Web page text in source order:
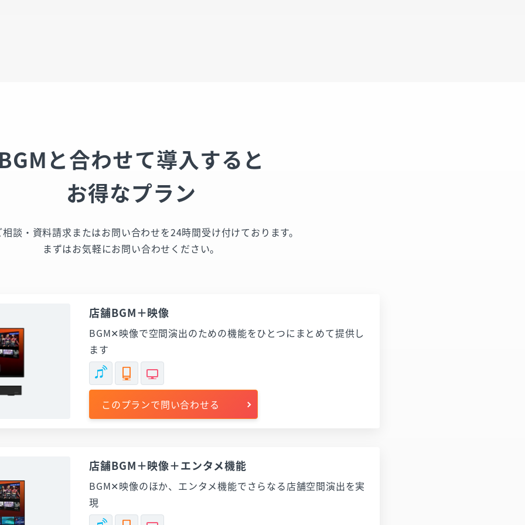
と合わせて導入すると
お得なプラン
談・資料請求またはお問い合わせを24時間受け付けております。
まずはお気軽にお問い合わせください。
店舗BGM＋映像
BGM✕映像で空間演出のための機能をひとつにまとめて提供し
ます
このプランで問い合わせる
店舗BGM＋映像＋エンタメ機能
BGM✕映像のほか、エンタメ機能でさらなる店舗空間演出を実
現